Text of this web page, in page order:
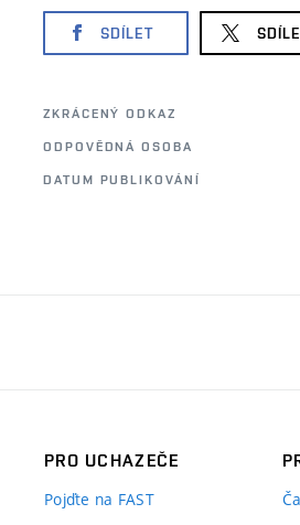
SDÍLET
ZKRÁCENÝ ODKAZ
ODPOVĚDNÁ OSOBA
DATUM PUBLIKOVÁNÍ
PRO UCHAZEČE
Pojďte na FAST